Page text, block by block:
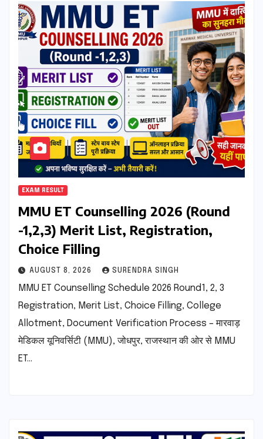
EXAM RESULT
MMU ET Counselling 2026 (Round
-1,2,3) Merit List, Registration,
Choice Filling
AUGUST 8, 2026 SURENDRA SINGH
MMU ET Counselling Schedule 2026 Round1, 2, 3
Registration, Merit List, Choice Filling, College
Allotment, Document Verification Process – मारवाड़
मेडिकल यूनिवर्सिटी (MMU), जोधपुर, राजस्थान की ओर से MMU
ET…